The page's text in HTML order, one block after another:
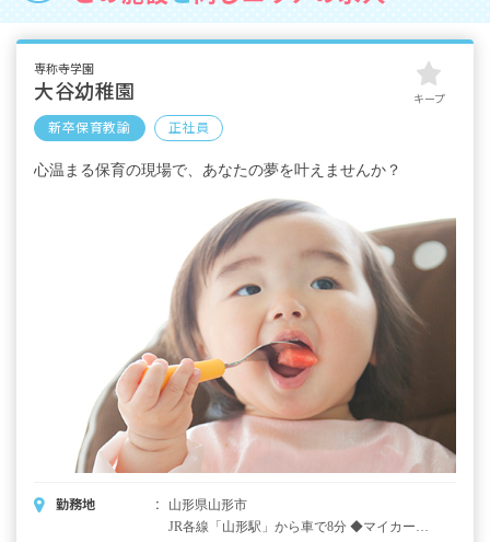
専称寺学園
大谷幼稚園
新卒保育教諭 正社員
キープ
心温まる保育の現場で、あなたの夢を叶えませんか？
勤務地
山形県山形市
JR各線「山形駅」から車で8分 ◆マイカー、